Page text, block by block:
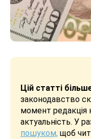
Цій статті
законодавство
момент редакція
актуальність. У
пошуком, щоб